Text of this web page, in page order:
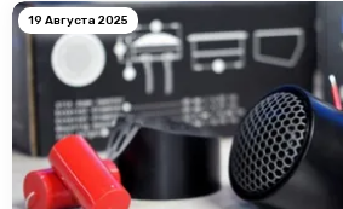
19 Августа 2025